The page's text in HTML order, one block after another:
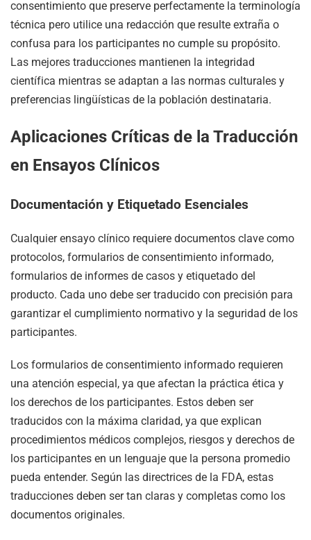
consentimiento que preserve perfectamente la terminología
técnica pero utilice una redacción que resulte extraña o
confusa para los participantes no cumple su propósito.
Las mejores traducciones mantienen la integridad
científica mientras se adaptan a las normas culturales y
preferencias lingüísticas de la población destinataria.
Aplicaciones Críticas de la Traducción
en Ensayos Clínicos
Documentación y Etiquetado Esenciales
Cualquier ensayo clínico requiere documentos clave como
protocolos, formularios de consentimiento informado,
formularios de informes de casos y etiquetado del
producto. Cada uno debe ser traducido con precisión para
garantizar el cumplimiento normativo y la seguridad de los
participantes.
Los formularios de consentimiento informado requieren
una atención especial, ya que afectan la práctica ética y
los derechos de los participantes. Estos deben ser
traducidos con la máxima claridad, ya que explican
procedimientos médicos complejos, riesgos y derechos de
los participantes en un lenguaje que la persona promedio
pueda entender. Según las directrices de la FDA, estas
traducciones deben ser tan claras y completas como los
documentos originales.